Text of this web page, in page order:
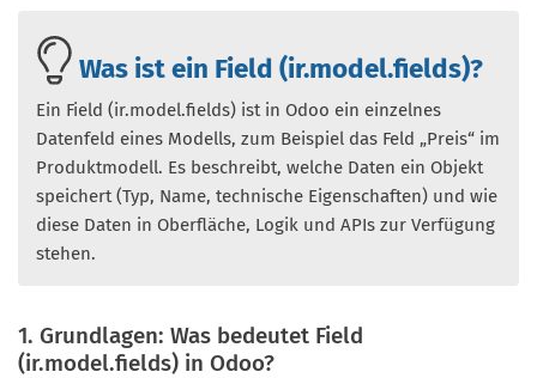
Was ist ein Field (ir.model.fields)?
Ein Field (ir.model.fields) ist in Odoo ein einzelnes
Datenfeld eines Modells, zum Beispiel das Feld „Preis“ im
Produktmodell. Es beschreibt, welche Daten ein Objekt
speichert (Typ, Name, technische Eigenschaften) und wie
diese Daten in Oberfläche, Logik und APIs zur Verfügung
stehen.
1. Grundlagen: Was bedeutet Field
(ir.model.fields) in Odoo?